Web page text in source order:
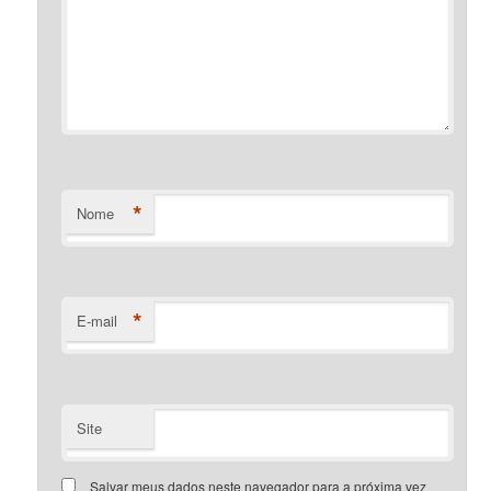
Nome *
E-mail *
Site
Salvar meus dados neste navegador para a próxima vez